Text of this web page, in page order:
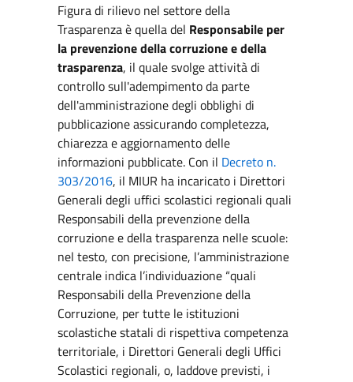
Figura di rilievo nel settore della
Trasparenza è quella del Responsabile per
la prevenzione della corruzione e della
trasparenza, il quale svolge attività di
controllo sull'adempimento da parte
dell'amministrazione degli obblighi di
pubblicazione assicurando completezza,
chiarezza e aggiornamento delle
informazioni pubblicate. Con il Decreto n.
303/2016, il MIUR ha incaricato i Direttori
Generali degli uffici scolastici regionali quali
Responsabili della prevenzione della
corruzione e della trasparenza nelle scuole:
nel testo, con precisione, l’amministrazione
centrale indica l’individuazione “quali
Responsabili della Prevenzione della
Corruzione, per tutte le istituzioni
scolastiche statali di rispettiva competenza
territoriale, i Direttori Generali degli Uffici
Scolastici regionali, o, laddove previsti, i